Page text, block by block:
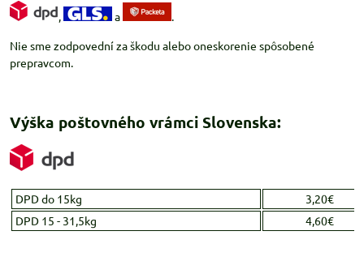
,
a
.
Nie sme zodpovední za škodu alebo oneskorenie spôsobené
prepravcom.
Výška poštovného vrámci Slovenska:
DPD do 15kg
3,20€
DPD 15 - 31,5kg
4,60€